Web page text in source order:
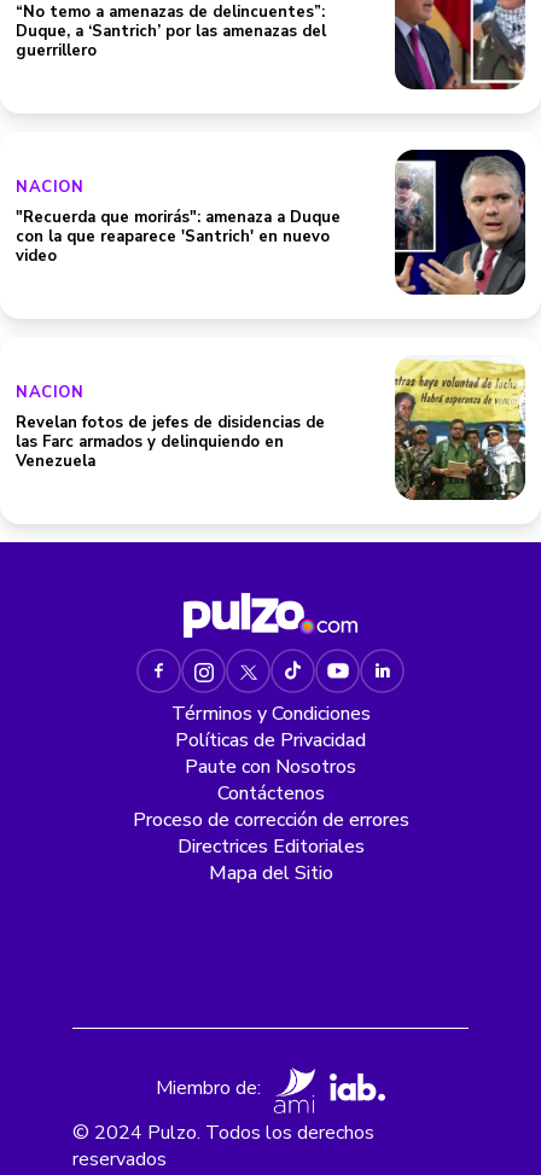
“No temo a amenazas de delincuentes”:
Duque, a ‘Santrich’ por las amenazas del
guerrillero
NACION
"Recuerda que morirás": amenaza a Duque
con la que reaparece 'Santrich' en nuevo
video
NACION
Revelan fotos de jefes de disidencias de
las Farc armados y delinquiendo en
Venezuela
Términos y Condiciones
Políticas de Privacidad
Paute con Nosotros
Contáctenos
Proceso de corrección de errores
Directrices Editoriales
Mapa del Sitio
Miembro de:
© 2024 Pulzo. Todos los derechos
reservados